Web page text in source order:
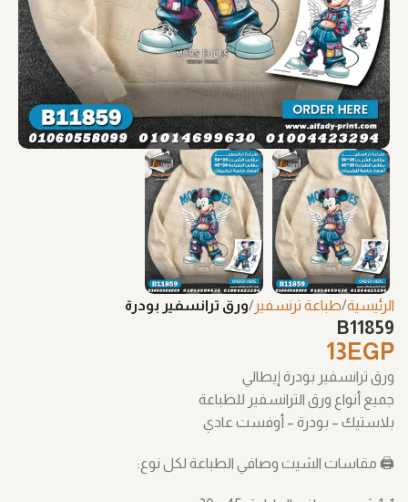
الرئيسية طباعة ترنسفير ورق ترانسفير بودرة
B11859
13 EGP
ورق ترانسفير بودرة إيطالي
جميع أنواع ورق الترانسفير للطباعة
بلاستيك – بودرة – أوفست عادي
🖨️ مقاسات الشيت وصافي الطباعة لكل نوع: